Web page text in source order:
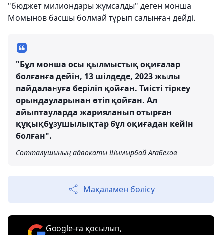
"бюджет милиондары жұмсалды" деген монша
Момынов басшы болмай тұрып салынған дейді.
"Бұл монша осы қылмыстық оқиғалар
болғанға дейін, 13 шілдеде, 2023 жылы
пайдалануға беріліп қойған. Тиісті тіркеу
орындауларынан өтіп қойған. Ал
айыптауларда жарияланып отырған
құқықбұзушылықтар бұл оқиғадан кейін
болған".
Сотталушының адвокаты Шымырбай Ағабеков
Мақаламен бөлісу
Google-ға қосылып,